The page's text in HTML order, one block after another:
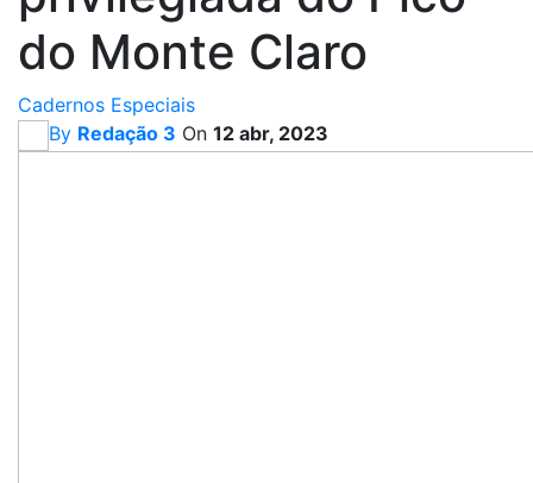
do Monte Claro
Cadernos Especiais
By Redação 3 On 12 abr, 2023